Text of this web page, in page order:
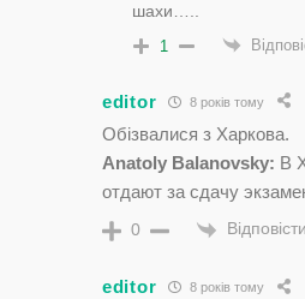
шахи…..
1
editor 8 років тому
Обізвалися з Харкова.
Anatoly Balanovsky: В
отдают за сдачу
0 Відповісти
editor 8 років тому